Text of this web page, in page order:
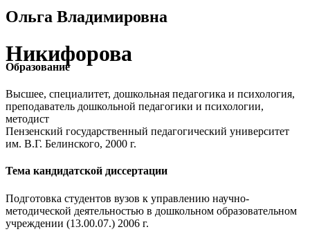
Ольга Владимировна
Никифорова
Образование
Высшее, специалитет, дошкольная педагогика и психология,
преподаватель дошкольной педагогики и психологии,
методист
Пензенский государственный педагогический университет
им. В.Г. Белинского, 2000 г.
Тема кандидатской диссертации
Подготовка студентов вузов к управлению научно-
методической деятельностью в дошкольном образовательном
учреждении (13.00.07.) 2006 г.